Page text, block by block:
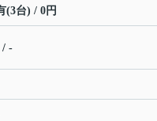
(3台) / 0円
/ -